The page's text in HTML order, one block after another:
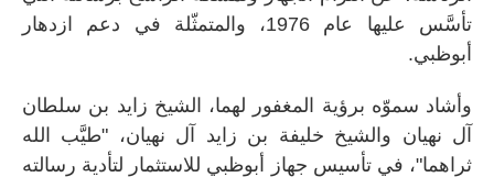
تأسَّس عليها عام 1976، والمتمثّلة في دعم ازدهار
أبوظبي.
وأشاد سموّه برؤية المغفور لهما، الشيخ زايد بن سلطان
آل نهيان والشيخ خليفة بن زايد آل نهيان، "طيَّب الله
ثراهما"، في تأسيس جهاز أبوظبي للاستثمار لتأدية رسالته